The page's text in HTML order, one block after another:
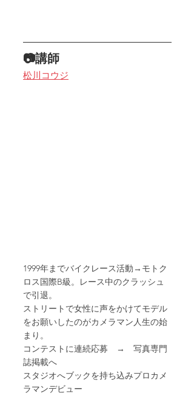
📷講師
松川コウジ
1999年までバイクレース活動→モトク
ロス国際B級。レース中のクラッシュ
で引退。
ストリートで女性に声をかけてモデル
をお願いしたのがカメラマン人生の始
まり。
コンテストに連続応募　→　写真専門
誌掲載へ
スタジオへブックを持ち込みプロカメ
ラマンデビュー